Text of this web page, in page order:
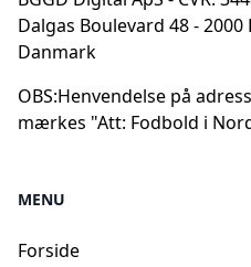
Dalgas Boulevard 48 -
Danmark
OBS:Henvendelse på
mærkes "Att: Fodbold i
MENU
Forside